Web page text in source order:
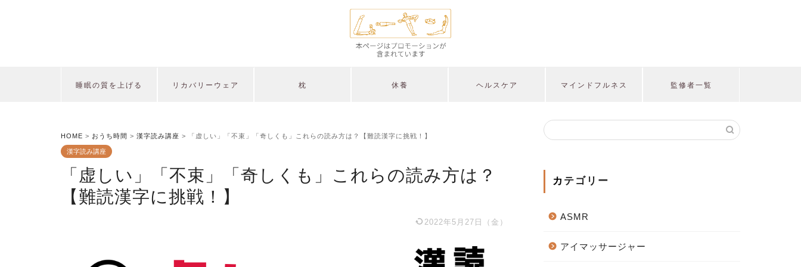
睡眠の質を上げる リカバリーウェア 枕 休養 ヘルスケア マインドフルネス 監修者一覧
HOME > おうち時間 > 漢字読み講座 > 「虚しい」「不束」「奇しくも」これらの読み方は？【難読漢字に挑戦！】
漢字読み講座
「虚しい」「不束」「奇しくも」これらの読み方は？
【難読漢字に挑戦！】
2022年5月27日（金）
カテゴリー
ASMR
アイマッサージャー